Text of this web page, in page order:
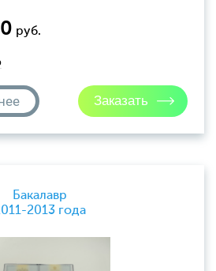
руб.
Бакалавр
2013 года